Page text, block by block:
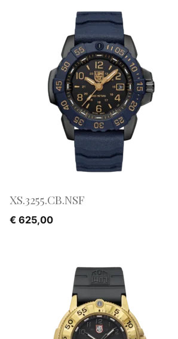
XS.3255.CB.NSF
€ 625,00